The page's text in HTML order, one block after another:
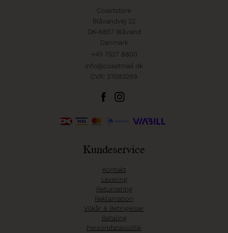
Coaststore
Blåvandvej 22
DK-6857 Blåvand
Danmark
+45 7527 8800
info@coastmail.dk
CVR: 27093299
Kundeservice
Kontakt
Levering
Returnering
Reklamation
Vilkår & Betingelser
Betaling
Persondatapolitik